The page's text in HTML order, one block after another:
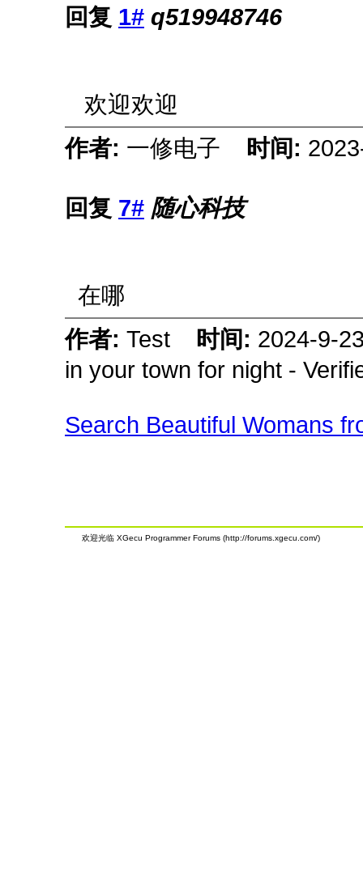
回复 1# q519948746
欢迎欢迎
作者: 一修电子 时间:
回复 7# 随心科技
在哪
作者: Test 时间: 2024-9-
in your town for night -
Search Beautiful Womans
欢迎光临 XGecu Programmer Forums (http://forums.xgecu.com/)